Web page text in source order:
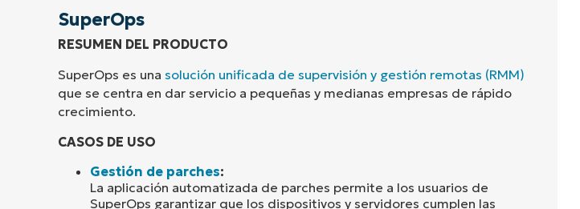
SuperOps
RESUMEN DEL PRODUCTO
SuperOps es una solución unificada de supervisión y gestión remotas (RMM)
que se centra en dar servicio a pequeñas y medianas empresas de rápido
crecimiento.
CASOS DE USO
Gestión de parches:
La aplicación automatizada de parches permite a los usuarios de
SuperOps garantizar que los dispositivos y servidores cumplen las
Company